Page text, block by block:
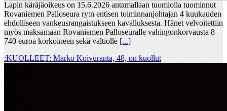
Lapin käräjäoikeus on 15.6.2026 antamallaan tuomiolla tuominnut
Rovaniemen Palloseura ry:n entisen toiminnanjohtajan 4 kuukauden
ehdolliseen vankeusrangaistukseen kavalluksesta. Hänet velvoitettiin
myös maksamaan Rovaniemen Palloseuralle vahingonkorvausta 8
740 euroa korkoineen sekä valtiolle [...]
:KUOLLEET: Marko Koivuranta, 48, on kuollut